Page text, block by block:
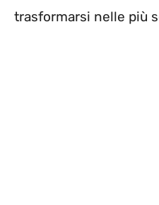
trasformarsi nelle più